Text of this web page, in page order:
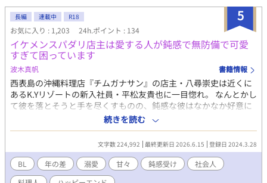
が南の島でイケメン社長と幸せを掴みました』の祐悟sideのお話
です。 航sideでは書けなかった裏側の話を書いていく予定ですの
で、両方見てもらった方がわかりやすいと思います。 ほのぼのと
していた航sideとは違ってこちらでは暴力的な場面も出てくる予
定ですので、苦手な方はご注意ください。 R18には※付けます。
5
長編 連載中 R18
お気に入り : 1,203 24h.ポイント : 134
イケメンスパダリ店主は愛する人が鈍感で無防備で可愛
すぎて困っています
波木真帆 書籍情報
西表島の沖縄料理店『チムガナサン』の店主・八尋崇史は近くに
あるK.Yリゾートの新入社員・平松友貴也に一目惚れ。 なんとかし
て彼を落とそうと手を尽くすものの、鈍感な彼はなかなか好意に
気づいてくれない。それどころか無防備な姿を晒して煽ってく
る。 島民も彼の同僚もみんな崇史の気持ちに気づいて協力してく
れるものの、彼だけが一向に気づく気配がなくて……。 可愛い友
貴也を落とそうと必死な店主と自己評価が低すぎて自分が好かれ
るわけがないと思い込んでいる鈍感な子猫のイチャラブハッピー
エンド小説です。 こちらは 『イケメン店主に秘密の片想いのはず
続きを読む
文字数 224,992 最終更新日 2026.6.15 登録日 2024.3.28
BL 年の差 溺愛 甘々 鈍感受け
社会人